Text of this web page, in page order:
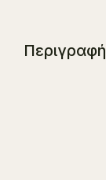
Περιγραφή